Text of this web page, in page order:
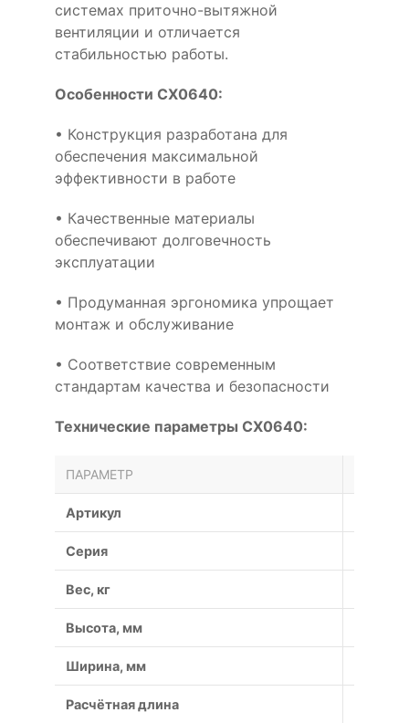
системах приточно-вытяжной
вентиляции и отличается
стабильностью работы.
Особенности CX0640:
• Конструкция разработана для
обеспечения максимальной
эффективности в работе
• Качественные материалы
обеспечивают долговечность
эксплуатации
• Продуманная эргономика упрощает
монтаж и обслуживание
• Соответствие современным
стандартам качества и безопасности
Технические параметры CX0640:
ПАРАМЕТР
Артикул
Серия
Вес, кг
Высота, мм
Ширина, мм
Расчётная длина